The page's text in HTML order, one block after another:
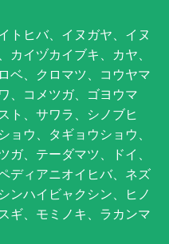
トヒバ、イヌガヤ、イヌ
イヅカイブキ、カヤ、
ベ、クロマツ、コウヤマ
、コメツガ、ゴヨウマ
ト、サワラ、シノブヒ
ウ、タギョウショウ、
、テーダマツ、ドイ、
ディアニオイヒバ、ネズ
ンハイビャクシン、ヒノ
ギ、モミノキ、ラカンマ